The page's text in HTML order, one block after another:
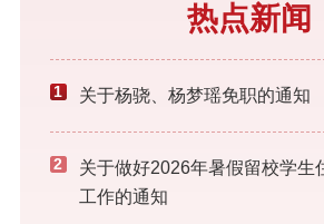
热点新闻
1 关于杨骁、杨梦瑶免职的通知
2
关于做好2026年暑假留校学生
工作的通知